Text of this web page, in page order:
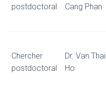
postdoctoral
Cang Phan
Chercher
postdoctoral
Dr. Van Thai
Ho